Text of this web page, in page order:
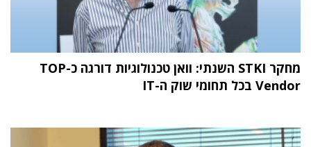
מחקר STKI השנתי: וואן טכנולוגיות דורגה כ-TOP
Vendor בכל תחומי שוק ה-IT